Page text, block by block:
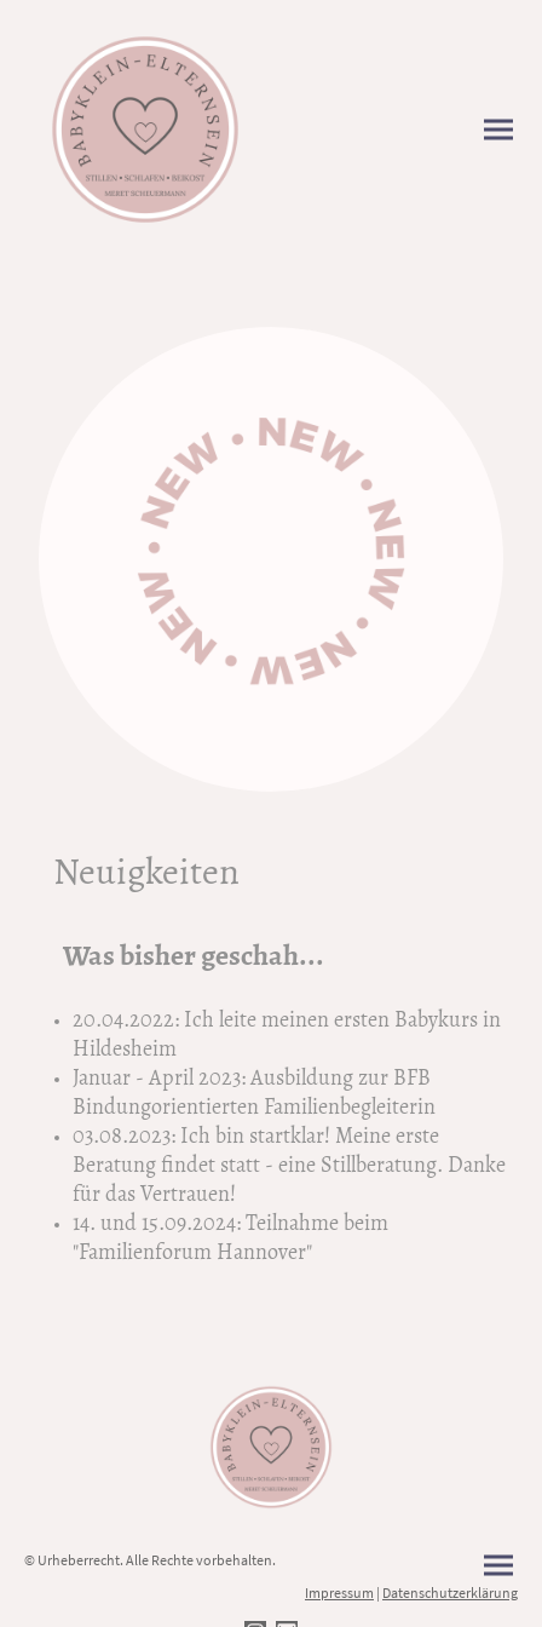
Neuigkeiten
Was bisher geschah...
20.04.2022: Ich leite meinen ersten Babykurs in
Hildesheim
Januar - April 2023: Ausbildung zur BFB
Bindungorientierten Familienbegleiterin
03.08.2023: Ich bin startklar! Meine erste
Beratung findet statt - eine Stillberatung. Danke
für das Vertrauen!
14. und 15.09.2024: Teilnahme beim
"Familienforum Hannover"
© Urheberrecht. Alle Rechte vorbehalten.
Impressum | Datenschutzerklärung